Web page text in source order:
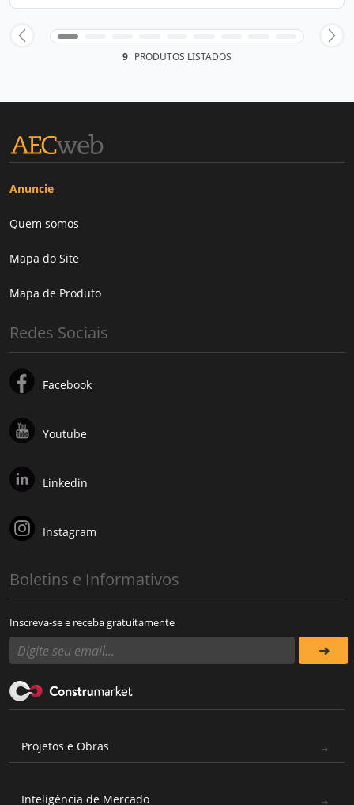
9 PRODUTOS LISTADOS
Anuncie
Quem somos
Mapa do Site
Mapa de Produto
Redes Sociais
Facebook
Youtube
Linkedin
Instagram
Boletins e Informativos
Inscreva-se e receba gratuitamente
Projetos e Obras
Inteligência de Mercado